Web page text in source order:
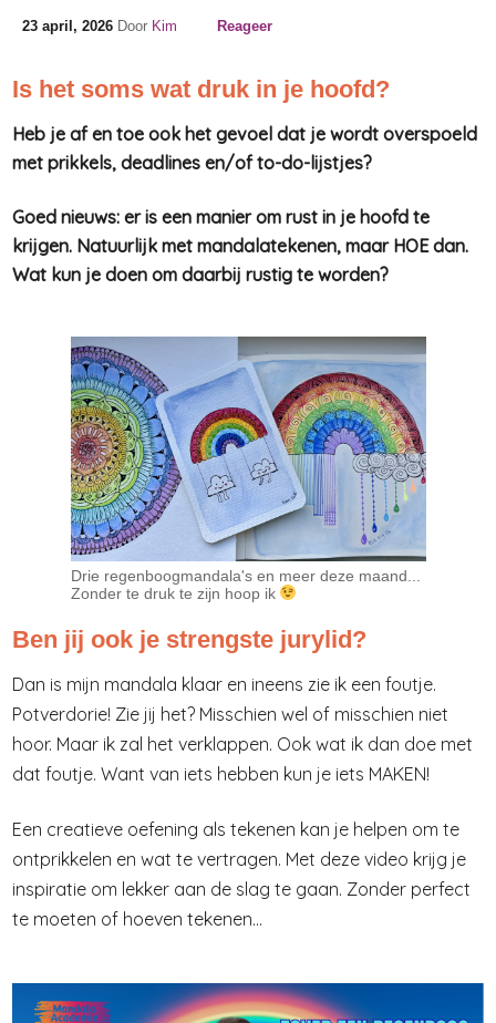
23 april, 2026 Door Kim Reageer
Is het soms wat druk in je hoofd?
Heb je af en toe ook het gevoel dat je wordt overspoeld
met prikkels, deadlines en/of to-do-lijstjes?
Goed nieuws: er is een manier om rust in je hoofd te
krijgen. Natuurlijk met mandalatekenen, maar HOE dan.
Wat kun je doen om daarbij rustig te worden?
Drie regenboogmandala's en meer deze maand...
Zonder te druk te zijn hoop ik
Ben jij ook je strengste jurylid?
Dan is mijn mandala klaar en ineens zie ik een foutje.
Potverdorie! Zie jij het? Misschien wel of misschien niet
hoor. Maar ik zal het verklappen. Ook wat ik dan doe met
dat foutje. Want van iets hebben kun je iets MAKEN!
Een creatieve oefening als tekenen kan je helpen om te
ontprikkelen en wat te vertragen. Met deze video krijg je
inspiratie om lekker aan de slag te gaan. Zonder perfect
te moeten of hoeven tekenen...